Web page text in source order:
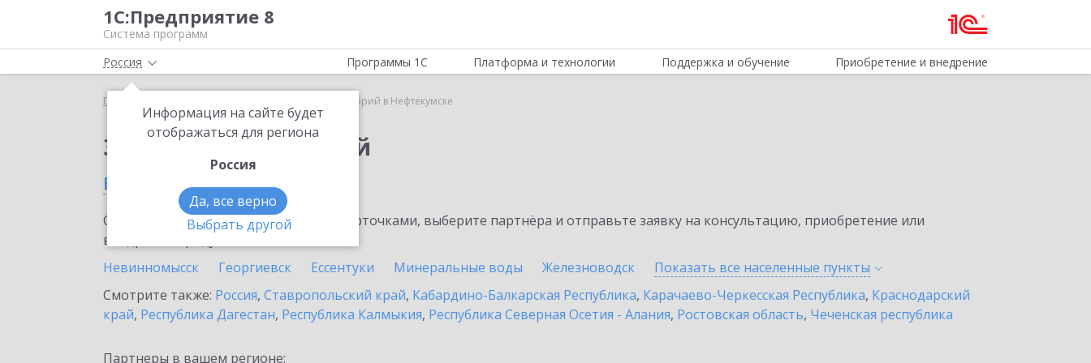
1С:Предприятие 8
Система программ
Россия
Информация на сайте будет
отображаться для региона
Россия
Да, все верно
Выбрать другой
Программы 1С Платформа и технологии Поддержка и обучение Приобретение и внедрение
Главная 1С:Лекторий в Нефтекумске
Заказать 1С:Лекторий
в Нефтекумске
Ознакомьтесь с информационными карточками, выберите партнёра и отправьте заявку на консультацию, приобретение или
внедрение продукта.
Невинномысск
Георгиевск Ессентуки Минеральные воды Железноводск Показать все населенные пункты
Смотрите также: Россия, Ставропольский край, Кабардино-Балкарская Республика, Карачаево-Черкесская Республика, Краснодарский
край, Республика Дагестан, Республика Калмыкия, Республика Северная Осетия - Алания, Ростовская область, Чеченская республика
Партнеры в вашем регионе: